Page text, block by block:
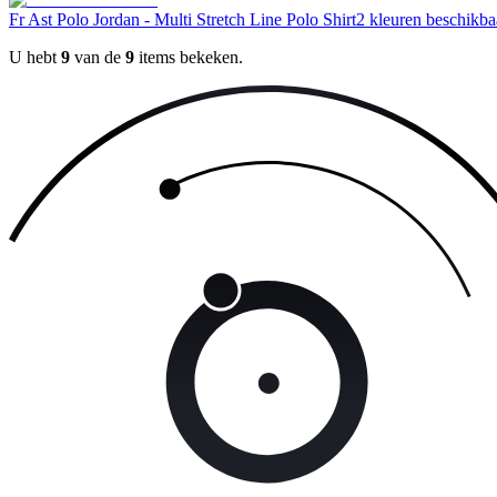
Fr Ast Polo Jordan - Multi Stretch Line Polo Shirt2 kleuren
U hebt 9 van de 9 items bekeken.